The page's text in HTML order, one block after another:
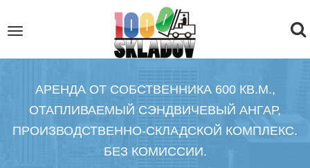
Toggle
АРЕНДА ОТ СОБСТВЕННИКА 600 КВ.М.,
ОТАПЛИВАЕМЫЙ СЭНДВИЧЕВЫЙ АНГАР,
ПРОИЗВОДСТВЕННО-СКЛАДСКОЙ КОМПЛЕКС.
БЕЗ КОМИССИИ.